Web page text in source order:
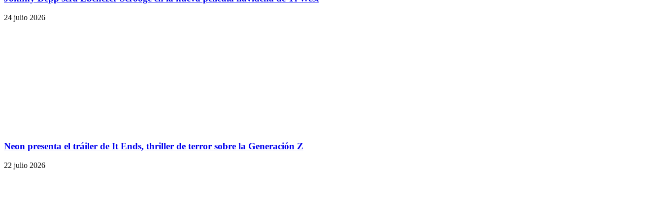
24 julio 2026
Neon presenta el tráiler de It Ends, thriller de terror sobre la Generación Z
22 julio 2026